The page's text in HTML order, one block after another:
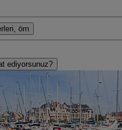
örn
ediyorsunuz?